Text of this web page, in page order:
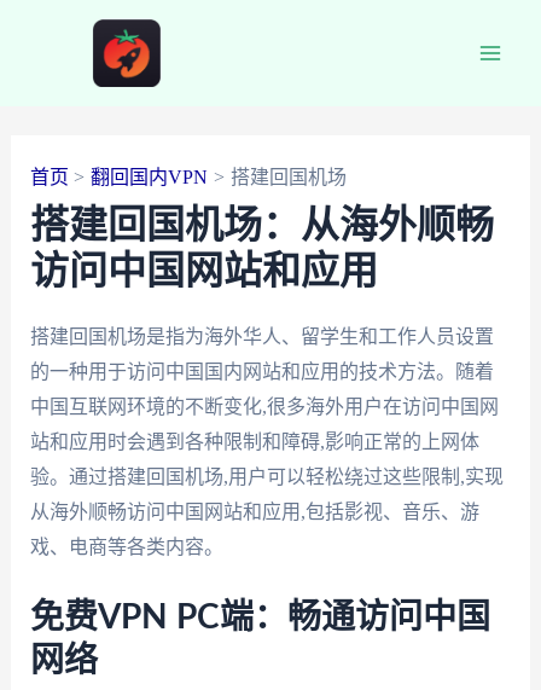
首页 翻回国内VPN 搭建回国机场
搭建回国机场：从海外顺畅
访问中国网站和应用
搭建回国机场是指为海外华人、留学生和工作人员设置
的一种用于访问中国国内网站和应用的技术方法。随着
中国互联网环境的不断变化,很多海外用户在访问中国网
站和应用时会遇到各种限制和障碍,影响正常的上网体
验。通过搭建回国机场,用户可以轻松绕过这些限制,实现
从海外顺畅访问中国网站和应用,包括影视、音乐、游
戏、电商等各类内容。
免费VPN PC端：畅通访问中国
网络